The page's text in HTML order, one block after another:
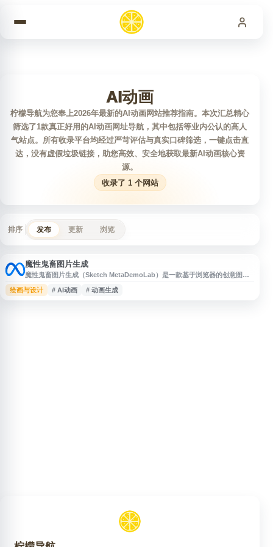
AI动画
柠檬导航为您奉上2026年最新的AI动画网站推荐指南。本次汇总精心
筛选了1款真正好用的AI动画网址导航，其中包括等业内公认的高人
气站点。所有收录平台均经过严苛评估与真实口碑筛选，一键点击直
达，没有虚假垃圾链接，助您高效、安全地获取最新AI动画核心资
源。
收录了 1 个网站
排序 发布 更新 浏览
魔性鬼畜图片生成
魔性鬼畜图片生成（Sketch MetaDemoLab）是一款基于浏览器的创意图片
与动画生成工具，用户可上传或绘制图像素材，通过在线交互方式生成具有趣
味效果的动态内容。网站适合用于制作表情包、社交媒体素材、创意演示和娱
绘画与设计 # AI动画 # 动画生成